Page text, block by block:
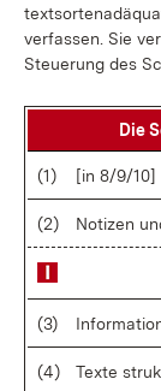
ver­fas­sen. Sie
Steue­rung des
Die
(1) [in 8/9/10]
(2) No­ti­zen
(3)
(4) Tex­te